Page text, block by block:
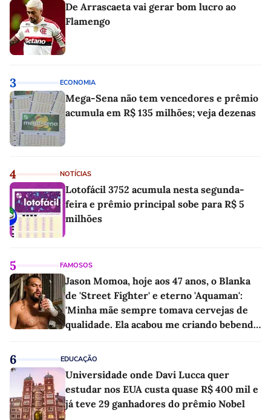
De Arrascaeta vai gerar bom lucro ao
Flamengo
3 ECONOMIA
Mega-Sena não tem vencedores e prêmio
acumula em R$ 135 milhões; veja dezenas
4 NOTÍCIAS
Lotofácil 3752 acumula nesta segunda-
feira e prêmio principal sobe para R$ 5
milhões
5 FAMOSOS
Jason Momoa, hoje aos 47 anos, o Blanka
de 'Street Fighter' e eterno 'Aquaman':
'Minha mãe sempre tomava cervejas de
qualidade. Ela acabou me criando bebendo
6 EDUCAÇÃO
Universidade onde Davi Lucca quer
estudar nos EUA custa quase R$ 400 mil e
já teve 29 ganhadores do prêmio Nobel